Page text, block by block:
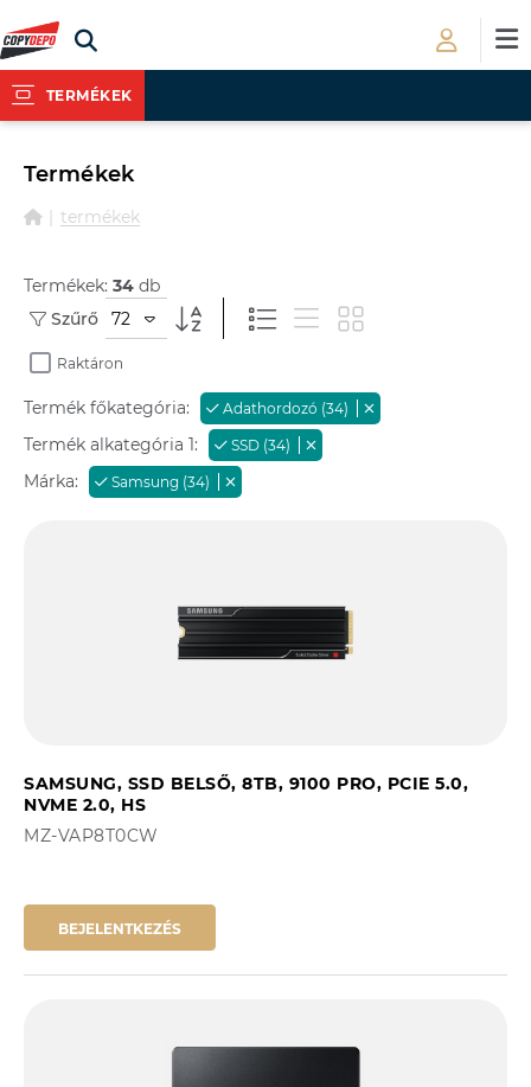
TERMÉKEK
Termékek
termékek
Termékek: 34 db
Szűrő
Raktáron
72
Termék főkategória: Adathordozó (34)
Termék alkategória 1: SSD (34)
Márka: Samsung (34)
SAMSUNG, SSD BELSŐ, 8TB, 9100 PRO, PCIE 5.0,
NVME 2.0, HS
MZ-VAP8T0CW
BEJELENTKEZÉS